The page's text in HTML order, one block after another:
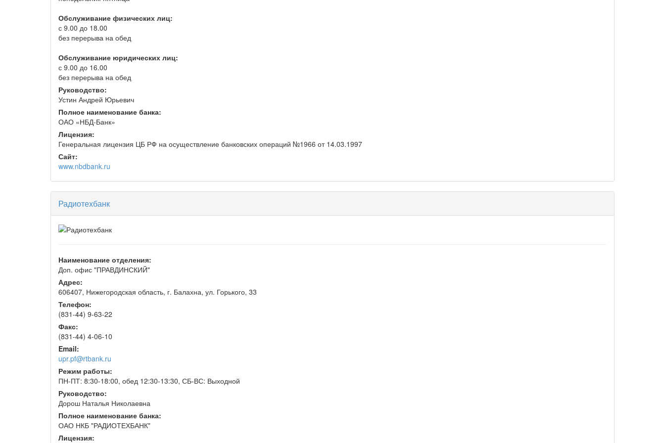
Обслуживание физических лиц:
с 9.00 до 18.00
без перерыва на обед
Обслуживание юридических лиц:
с 9.00 до 16.00
без перерыва на обед
Руководство:
Устин Андрей Юрьевич
Полное наименование банка:
ОАО «НБД-Банк»
Лицензия:
Генеральная лицензия ЦБ РФ на осуществление банковских операций №1966 от 14.03.1997
Сайт:
www.nbdbank.ru
Радиотехбанк
Наименование отделения:
Доп. офис "ПРАВДИНСКИЙ"
Адрес:
606407, Нижегородская область, г. Балахна, ул. Горького, 33
Телефон:
(831-44) 9-63-22
Факс:
(831-44) 4-06-10
Email:
upr.pf@rtbank.ru
Режим работы:
ПН-ПТ: 8:30-18:00, обед 12:30-13:30, СБ-ВС: Выходной
Руководство:
Дорош Наталья Николаевна
Полное наименование банка:
ОАО НКБ "РАДИОТЕХБАНК"
Лицензия: